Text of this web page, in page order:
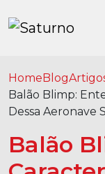
HomeBlog
Balão Blimp:
Dessa Aeronave
Balão